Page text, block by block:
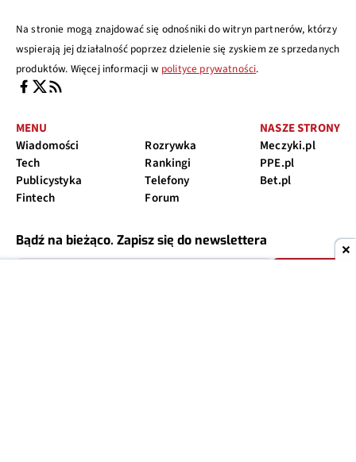
Na stronie mogą znajdować się odnośniki do witryn partnerów, którzy
wspierają jej działalność poprzez dzielenie się zyskiem ze sprzedanych
produktów. Więcej informacji w polityce prywatności.
MENU
Wiadomości
Tech
Publicystyka
Fintech
Rozrywka
Rankingi
Telefony
Forum
NASZE STRONY
Meczyki.pl
PPE.pl
Bet.pl
Bądź na bieżąco. Zapisz się do newslettera